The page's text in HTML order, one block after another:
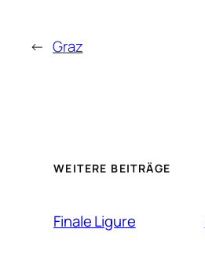
← Graz
WEITERE BEITRÄGE
Finale Ligure